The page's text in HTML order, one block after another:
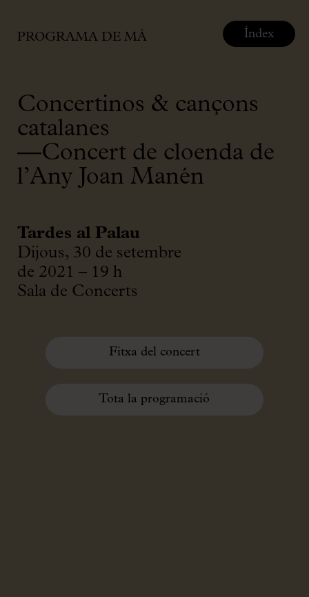
PROGRAMA DE MÀ
Concertinos & cançons
catalanes
―Concert de cloenda de
l’Any Joan Manén
Tardes al Palau
Dijous, 30 de setembre
de 2021 – 19 h
Sala de Concerts
Fitxa del concert
Tota la programació
Índex